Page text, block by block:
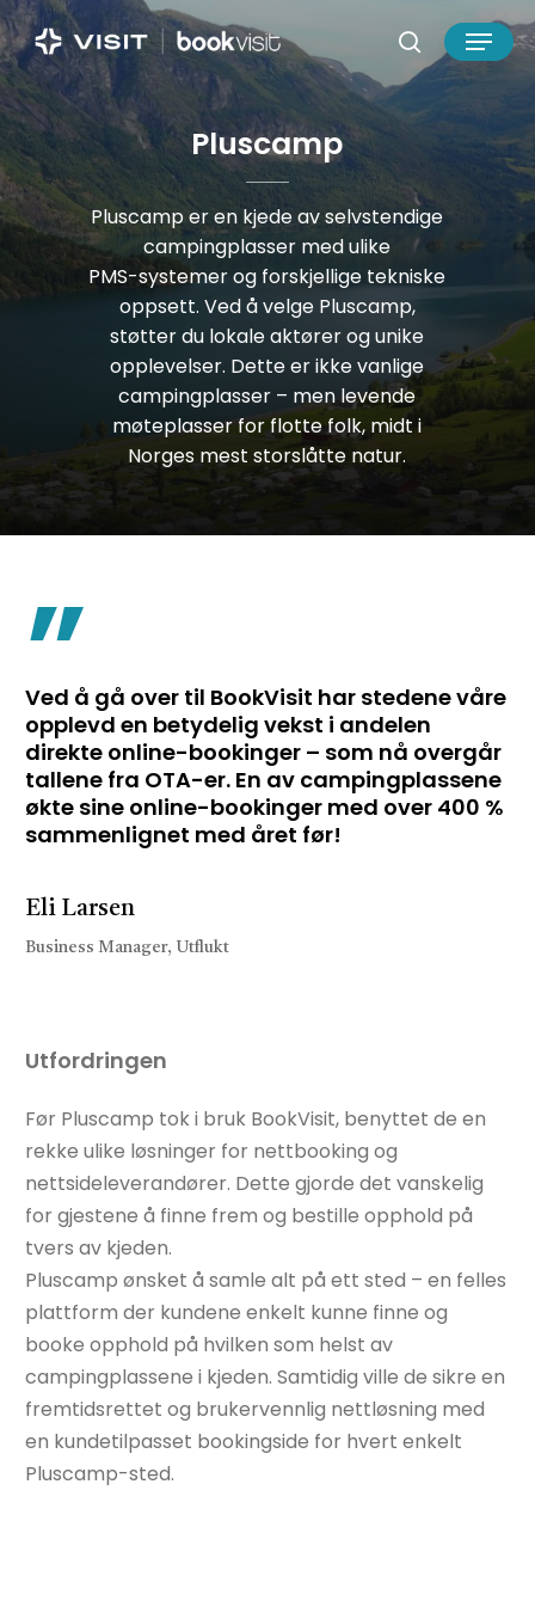
Skip
to
main
content
search
Menu
Pluscamp
Pluscamperen kjedeavselvstendige
campingplasser medulike
PMS-systemerog forskjellige tekniske
oppsett. Vedåvelge Pluscamp,
støtterdu lokaleaktørerogunike
opplevelser. Detteerikkevanlige
campingplasser – menlevende
møteplasserforflottefolk, midt i
Norges mest storslåtte natur.
”
Ved å gå over til BookVisit har stedene våre
opplevd en betydelig vekst i andelen
direkte online-bookinger – som nå overgår
tallene fra OTA-er. En av campingplassene
økte sine online-bookinger med over 400 %
sammenlignet med året før!
Eli Larsen
Business Manager, Utflukt
Utfordringen
Før Pluscamp tok i bruk BookVisit, benyttet de en
rekke ulike løsninger for nettbooking og
nettsideleverandører. Dette gjorde det vanskelig
for gjestene å finne frem og bestille opphold på
tvers av kjeden.
Pluscamp ønsket å samle alt på ett sted – en felles
plattform der kundene enkelt kunne finne og
booke opphold på hvilken som helst av
campingplassene i kjeden. Samtidig ville de sikre en
fremtidsrettet og brukervennlig nettløsning med
en kundetilpasset bookingside for hvert enkelt
Pluscamp-sted.